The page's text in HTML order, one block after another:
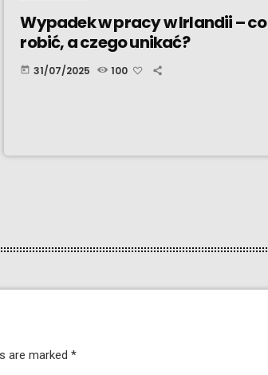
Wypadek w pracy w Irlandii – co
robić, a czego unikać?
today 31/07/2025 100
are marked *